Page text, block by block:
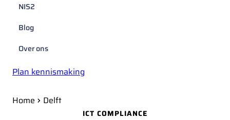
NIS2
Blog
Over ons
Plan kennismaking
Home Delft
ICT COMPLIANCE